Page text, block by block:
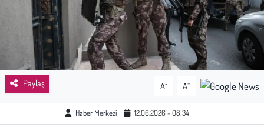
Paylaş A- A+
Haber Merkezi 12.06.2026 - 08:34
Emek
Spor
Çocuk
Kültür Sanat